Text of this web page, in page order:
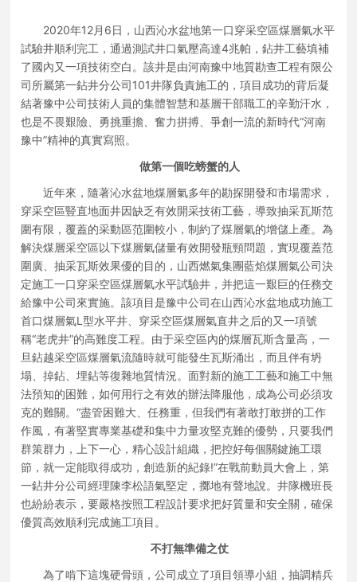
2020年12月6日，山西沁水盆地第一口穿采空區煤層氣水平
試驗井順利完工，通過測試井口氣壓高達4兆帕，鉆井工藝填補
了國內又一項技術空白。該井是由河南豫中地質勘查工程有限公
司所屬第一鉆井分公司101井隊負責施工的，項目成功的背后凝
結著豫中公司技術人員的集體智慧和基層干部職工的辛勤汗水，
也是不畏艱險、勇挑重擔、奮力拼搏、爭創一流的新時代“河南
豫中”精神的真實寫照。
做第一個吃螃蟹的人
近年來，隨著沁水盆地煤層氣多年的勘探開發和市場需求，
穿采空區豎直地面井因缺乏有效開采技術工藝，導致抽采瓦斯范
圍有限，覆蓋的采動區范圍較小，制約了煤層氣的增儲上產。為
解決煤層采空區以下煤層氣儲量有效開發瓶頸問題，實現覆蓋范
圍廣、抽采瓦斯效果優的目的，山西燃氣集團藍焰煤層氣公司決
定施工一口穿采空區煤層氣水平試驗井，并把這一艱巨的任務交
給豫中公司來實施。該項目是豫中公司在山西沁水盆地成功施工
首口煤層氣L型水平井、穿采空區煤層氣直井之后的又一項號
稱“老虎井”的高難度工程。由于采空區內的煤層瓦斯含量高，一
旦鉆越采空區煤層氣流隨時就可能發生瓦斯涌出，而且伴有坍
塌、掉鉆、埋鉆等復雜地質情況。面對新的施工工藝和施工中無
法預知的困難，如何用行之有效的辦法降服他，成為公司必須攻
克的難關。“盡管困難大、任務重，但我們有著敢打敢拼的工作
作風，有著堅實專業基礎和集中力量攻堅克難的優勢，只要我們
群策群力，上下一心，精心設計組織，把控好每個關鍵施工環
節，就一定能取得成功，創造新的紀錄!”在戰前動員大會上，第
一鉆井分公司經理陳李松語氣堅定，擲地有聲地說。井隊機班長
也紛紛表示，要嚴格按照工程設計要求把好質量和安全關，確保
優質高效順利完成施工項目。
不打無準備之仗
為了啃下這塊硬骨頭，公司成立了項目領導小組，抽調精兵